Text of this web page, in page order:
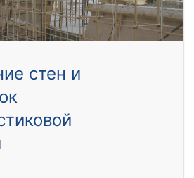
стен и